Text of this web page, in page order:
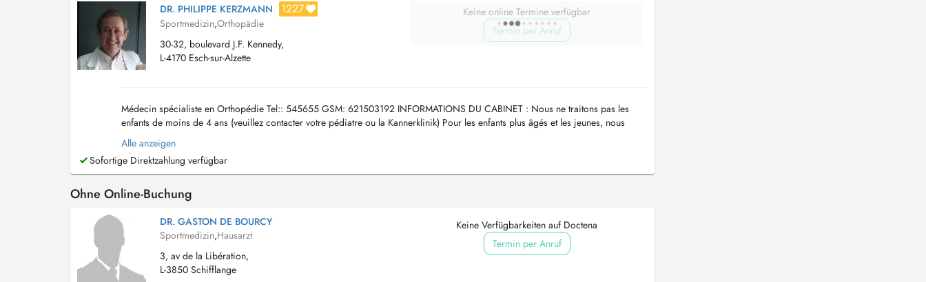
DR. PHILIPPE KERZMANN 1227
Sportmedizin,Orthopädie
30-32, boulevard J.F. Kennedy,
L-4170 Esch-sur-Alzette
Keine online Termine verfügbar
Termin per Anruf
Médecin spécialiste en Orthopédie Tel:: 545655 GSM: 621503192 INFORMATIONS DU CABINET : Nous ne traitons pas les
enfants de moins de 4 ans (veuillez contacter votre pédiatre ou la Kannerklinik) Pour les enfants plus âgés et les jeunes, nous
prenons rendez-vous uniquement par téléphone....
Alle anzeigen
Sofortige Direktzahlung verfügbar
Ohne Online-Buchung
DR. GASTON DE BOURCY
Sportmedizin,Hausarzt
3, av de la Libération,
L-3850 Schifflange
Keine Verfügbarkeiten auf Doctena
Termin per Anruf